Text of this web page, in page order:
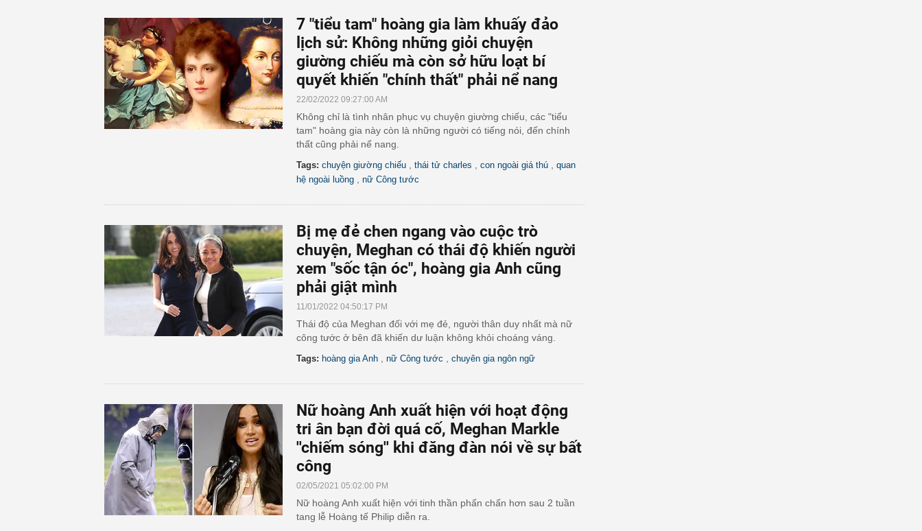
7 "tiểu tam" hoàng gia làm khuấy đảo
lịch sử: Không những giỏi chuyện
giường chiếu mà còn sở hữu loạt bí
quyết khiến "chính thất" phải nể nang
22/02/2022 09:27:00 AM
Không chỉ là tình nhân phục vụ chuyện giường chiếu, các "tiểu
tam" hoàng gia này còn là những người có tiếng nói, đến chính
thất cũng phải nể nang.
Tags: chuyện giường chiếu thái tử charles con ngoài giá thú
quan
hệ ngoài luồng
nữ Công tước
Bị mẹ đẻ chen ngang vào cuộc trò
chuyện, Meghan có thái độ khiến người
xem "sốc tận óc", hoàng gia Anh cũng
phải giật mình
11/01/2022 04:50:17 PM
Thái độ của Meghan đối với mẹ đẻ, người thân duy nhất mà nữ
công tước ở bên đã khiến dư luận không khỏi choáng váng.
Tags: hoàng gia Anh nữ Công tước chuyên gia ngôn ngữ
Nữ hoàng Anh xuất hiện với hoạt động
tri ân bạn đời quá cố, Meghan Markle
''chiếm sóng'' khi đăng đàn nói về sự bất
công
02/05/2021 05:02:00 PM
Nữ hoàng Anh xuất hiện với tinh thần phấn chấn hơn sau 2 tuần
tang lễ Hoàng tế Philip diễn ra.